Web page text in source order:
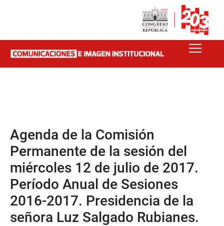
Agenda de la Comisión
Permanente de la sesión del
miércoles 12 de julio de 2017.
Período Anual de Sesiones
2016-2017. Presidencia de la
señora Luz Salgado Rubianes.